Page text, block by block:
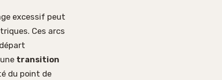
excessif peut
Ces arcs
transition
du point de